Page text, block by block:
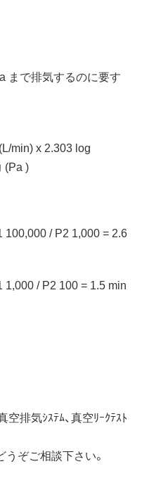
まで排気するのに要す
min) x 2.303 log
(Pa )
100,000 / P2 1,000 = 2.6
/ P2 100 = 1.5 min
空排気ｼｽﾃﾑ、真空ﾘｰｸﾃｽﾄ
ぞご相談下さい。